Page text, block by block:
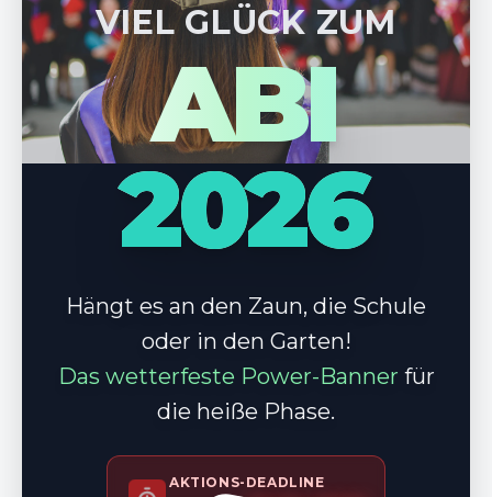
VIEL GLÜCK ZUM
ABI
2026
Hängt es an den Zaun, die Schule
oder in den Garten!
Das wetterfeste Power-Banner für
die heiße Phase.
AKTIONS-DEADLINE